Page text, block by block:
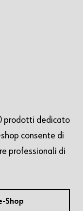
prodotti dedicato
consente di
professionali di
Shop